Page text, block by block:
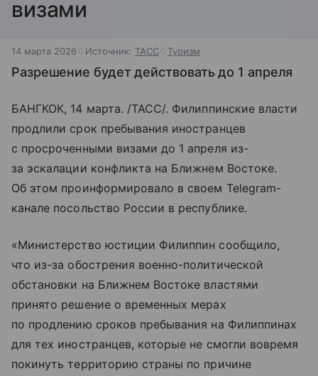
визами
14 марта 2026 Источник: ТАСС Туризм
Разрешение будет действовать до 1 апреля
БАНГКОК, 14 марта. /ТАСС/. Филиппинские власти
продлили срок пребывания иностранцев
с просроченными визами до 1 апреля из-
за эскалации конфликта на Ближнем Востоке.
Об этом проинформировало в своем Telegram-
канале посольство России в республике.
«Министерство юстиции Филиппин сообщило,
что из-за обострения военно-политической
обстановки на Ближнем Востоке властями
принято решение о временных мерах
по продлению сроков пребывания на Филиппинах
для тех иностранцев, которые не смогли вовремя
покинуть территорию страны по причине